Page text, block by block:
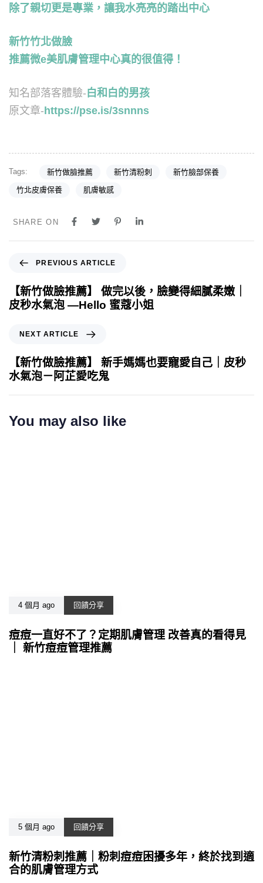
除了親切更是專業，讓我水亮亮的踏出中心
新竹竹北做臉
推薦微e美肌膚管理中心真的很值得！
知名部落客體驗-白和白的男孩
原文章-https://pse.is/3snnns
Tags: 新竹做臉推薦 新竹清粉刺 新竹臉部保養
竹北皮膚保養 肌膚敏感
SHARE ON
PREVIOUS ARTICLE
【新竹做臉推薦】 做完以後，臉變得細膩柔嫩｜
皮秒水氣泡 —Hello 蜜蔻小姐
NEXT ARTICLE
【新竹做臉推薦】 新手媽媽也要寵愛自己｜皮秒
水氣泡－阿芷愛吃鬼
You may also like
4 個月 ago 回饋分享
痘痘一直好不了？定期肌膚管理 改善真的看得見
｜ 新竹痘痘管理推薦
5 個月 ago 回饋分享
新竹清粉刺推薦｜粉刺痘痘困擾多年，終於找到適
合的肌膚管理方式